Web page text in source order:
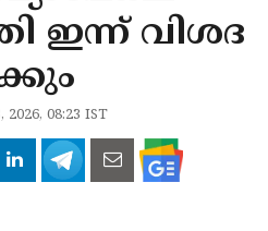
ഇന്ന് വിശദ
2026, 08:23 IST